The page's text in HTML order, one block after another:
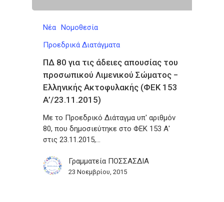
Νέα Νομοθεσία
Προεδρικά Διατάγματα
ΠΔ 80 για τις άδειες απουσίας του
προσωπικού Λιμενικού Σώματος −
Ελληνικής Ακτοφυλακής (ΦΕΚ 153
Α’/23.11.2015)
Με το Προεδρικό Διάταγμα υπ' αριθμόν
80, που δημοσιεύτηκε στο ΦΕΚ 153 Α'
στις 23.11.2015,…
Γραμματεία ΠΟΣΣΑΣΔΙΑ
23 Νοεμβρίου, 2015